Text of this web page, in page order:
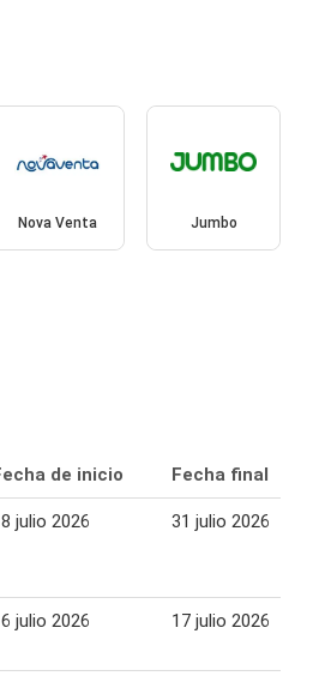
Nova Venta Jumbo
de inicio Fecha final
julio 2026 31 julio 2026
julio 2026 17 julio 2026